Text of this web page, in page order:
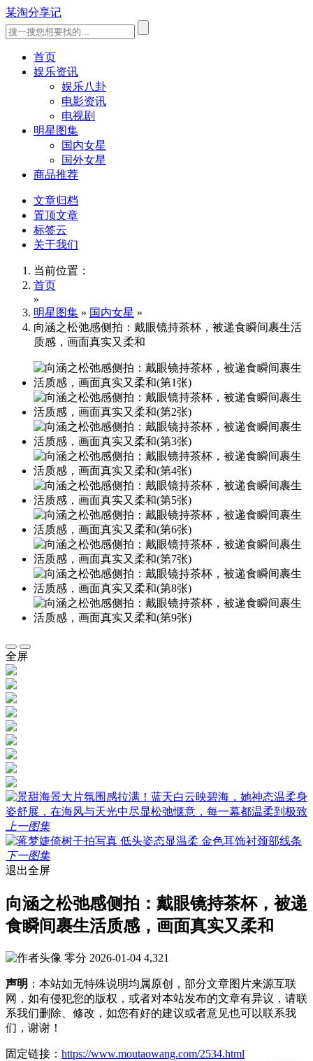
某淘分享记
首页
娱乐资讯
娱乐八卦
电影资讯
电视剧
明星图集
国内女星
国外女星
商品推荐
文章归档
置顶文章
标签云
关于我们
当前位置：
首页
»
明星图集 » 国内女星 »
向涵之松弛感侧拍：戴眼镜持茶杯，被递食瞬间裹生活
质感，画面真实又柔和
全屏
上一图集
下一图集
退出全屏
向涵之松弛感侧拍：戴眼镜持茶杯，被递
食瞬间裹生活质感，画面真实又柔和
零分 2026-01-04 4,321
声明 ：本站如无特殊说明均属原创，部分文章图片来源互联
网，如有侵犯您的版权，或者对本站发布的文章有异议，请联
系我们删除、修改，如您有好的建议或者意见也可以联系我
们，谢谢！
固定链接： https://www.moutaowang.com/2534.html